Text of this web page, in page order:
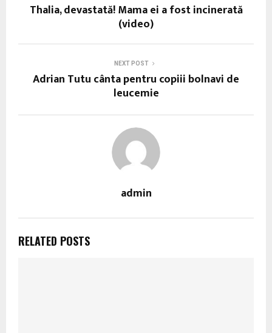
Thalia, devastată! Mama ei a fost incinerată
(video)
NEXT POST
Adrian Tutu cânta pentru copiii bolnavi de
leucemie
admin
RELATED POSTS